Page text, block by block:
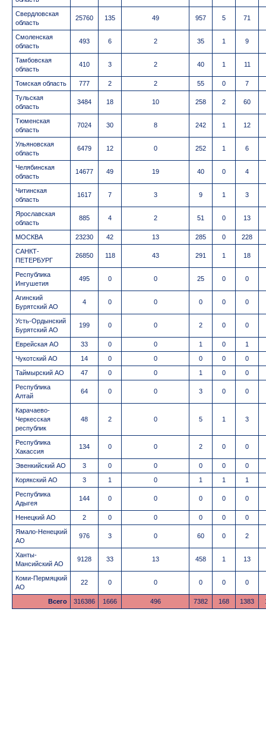
Свердловская
область
25760 135 49 957 5 71
Смоленская
область
493 6 2 35 1 9
Тамбовская
область
410 3 2 40 1 11
Томская область 777 2 2 55 0
7
Тульская
область
3484 18 10 258 2 60
Тюменская
область
7024 30 8 242 1 12
Ульяновская
область
6479 12 0 252 1 6
Челябинская
область
14677 49 19 40 0 4
Читинская
область
1617 7 3 9 1 3
Ярославская
область
885 4 2 51 0 13
МОСКВА 23230 42 13 285 0
228
САНКТ-
ПЕТЕРБУРГ
26850 118 43 291 1 18
Республика
Ингушетия
495 0 0 25 0 0
Агинский
Бурятский АО
4 0 0 0 0 0
Усть-Ордынский
Бурятский АО
199 0 0 2 0 0
Еврейская АО 33 0 0 1 0
1
Чукотский АО
14 0 0 0 0
0
Таймырский АО
47 0 0 1 0
0
Республика
Алтай
64 0 0 3 0 0
Карачаево-
Черкесская
республик
48 2 0 5 1 3
Республика
Хакассия
134 0 0 2 0 0
Эвенкийский АО 3 0 0 0 0
0
Корякский АО
3 1 0 1 1
1
Республика
Адыгея
144 0 0 0 0 0
Ненецкий АО 2 0 0 0 0
0
Ямало-Ненецкий
АО
976 3 0 60 0 2
Ханты-
Мансийский АО
9128 33 13 458 1 13
Коми-Пермяцкий
АО
22 0 0 0 0 0
Всего 316386 1666 496 7382 168 1383